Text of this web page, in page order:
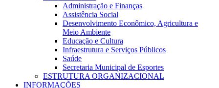
Administração e Finanças
Assistência Social
Desenvolvimento Econômico, Agricultura e
Meio Ambiente
Educação e Cultura
Infraestrutura e Serviços Públicos
Saúde
Secretaria Municipal de Esportes
ESTRUTURA ORGANIZACIONAL
INFORMAÇÕES